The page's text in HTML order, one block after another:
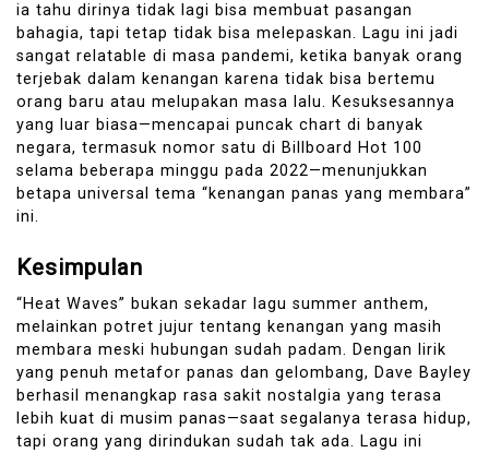
ia tahu dirinya tidak lagi bisa membuat pasangan
bahagia, tapi tetap tidak bisa melepaskan. Lagu ini jadi
sangat relatable di masa pandemi, ketika banyak orang
terjebak dalam kenangan karena tidak bisa bertemu
orang baru atau melupakan masa lalu. Kesuksesannya
yang luar biasa—mencapai puncak chart di banyak
negara, termasuk nomor satu di Billboard Hot 100
selama beberapa minggu pada 2022—menunjukkan
betapa universal tema “kenangan panas yang membara”
ini.
Kesimpulan
“Heat Waves” bukan sekadar lagu summer anthem,
melainkan potret jujur tentang kenangan yang masih
membara meski hubungan sudah padam. Dengan lirik
yang penuh metafor panas dan gelombang, Dave Bayley
berhasil menangkap rasa sakit nostalgia yang terasa
lebih kuat di musim panas—saat segalanya terasa hidup,
tapi orang yang dirindukan sudah tak ada. Lagu ini